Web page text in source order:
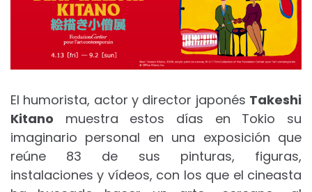
El humorista, actor y director japonés Takeshi
Kitano muestra estos días en Tokio su
imaginario personal en una exposición que
reúne 83 de sus pinturas, figuras,
instalaciones y vídeos, con los que el cineasta